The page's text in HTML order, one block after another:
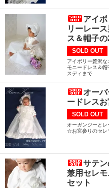
アイ
リーレー
ス＆帽子
SOLD OUT
アイボリー贅沢
モニードレス＆
スディまで
オー
ードレス
SOLD OUT
オーガンジーと
☆お宮参りのセレ
サテ
兼用セレ
セット